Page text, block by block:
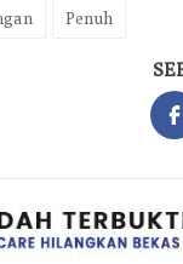
Penuh